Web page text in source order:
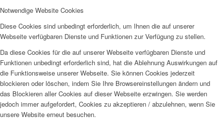
Notwendige Website Cookies
Diese Cookies sind unbedingt erforderlich, um Ihnen die auf unserer
Webseite verfügbaren Dienste und Funktionen zur Verfügung zu stellen.
Da diese Cookies für die auf unserer Webseite verfügbaren Dienste und
Funktionen unbedingt erforderlich sind, hat die Ablehnung Auswirkungen auf
die Funktionsweise unserer Webseite. Sie können Cookies jederzeit
blockieren oder löschen, indem Sie Ihre Browsereinstellungen ändern und
das Blockieren aller Cookies auf dieser Webseite erzwingen. Sie werden
jedoch immer aufgefordert, Cookies zu akzeptieren / abzulehnen, wenn Sie
unsere Website erneut besuchen.